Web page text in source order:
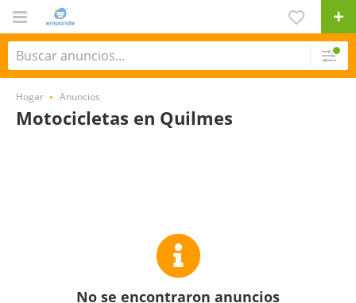
Hogar Anuncios
Motocicletas en Quilmes
No se encontraron anuncios